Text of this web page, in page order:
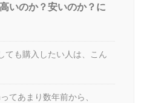
いのか？安いのか？に
ても購入したい人は、こん
てあまり数年前から、